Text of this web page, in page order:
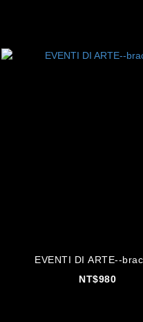
EVENTI DI ARTE--
NT$980